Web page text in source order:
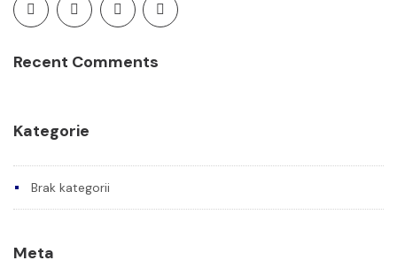
Recent Comments
Kategorie
Brak kategorii
Meta